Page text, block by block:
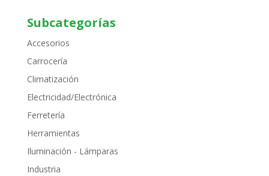
Subcategorías
Accesorios
Carrocería
Climatización
Electricidad/Electrónica
Ferretería
Herramientas
Iluminación - Lámparas
Industria